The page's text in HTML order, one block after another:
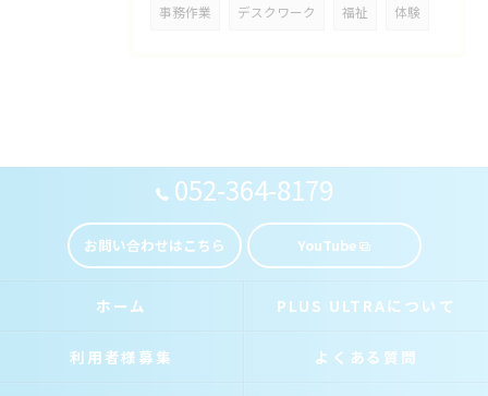
事務作業 デスクワーク 福祉 体験
052-364-8179
お問い合わせはこちら YouTube
ホーム PLUS ULTRAについて
利用者様募集 よくある質問